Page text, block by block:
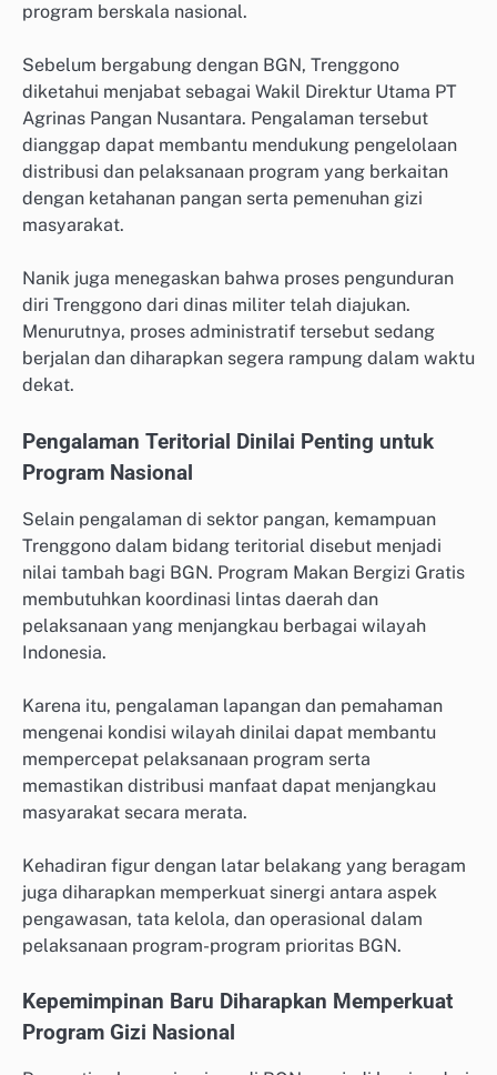
program berskala nasional.
Sebelum bergabung dengan BGN, Trenggono
diketahui menjabat sebagai Wakil Direktur Utama PT
Agrinas Pangan Nusantara. Pengalaman tersebut
dianggap dapat membantu mendukung pengelolaan
distribusi dan pelaksanaan program yang berkaitan
dengan ketahanan pangan serta pemenuhan gizi
masyarakat.
Nanik juga menegaskan bahwa proses pengunduran
diri Trenggono dari dinas militer telah diajukan.
Menurutnya, proses administratif tersebut sedang
berjalan dan diharapkan segera rampung dalam waktu
dekat.
Pengalaman Teritorial Dinilai Penting untuk
Program Nasional
Selain pengalaman di sektor pangan, kemampuan
Trenggono dalam bidang teritorial disebut menjadi
nilai tambah bagi BGN. Program Makan Bergizi Gratis
membutuhkan koordinasi lintas daerah dan
pelaksanaan yang menjangkau berbagai wilayah
Indonesia.
Karena itu, pengalaman lapangan dan pemahaman
mengenai kondisi wilayah dinilai dapat membantu
mempercepat pelaksanaan program serta
memastikan distribusi manfaat dapat menjangkau
masyarakat secara merata.
Kehadiran figur dengan latar belakang yang beragam
juga diharapkan memperkuat sinergi antara aspek
pengawasan, tata kelola, dan operasional dalam
pelaksanaan program-program prioritas BGN.
Kepemimpinan Baru Diharapkan Memperkuat
Program Gizi Nasional